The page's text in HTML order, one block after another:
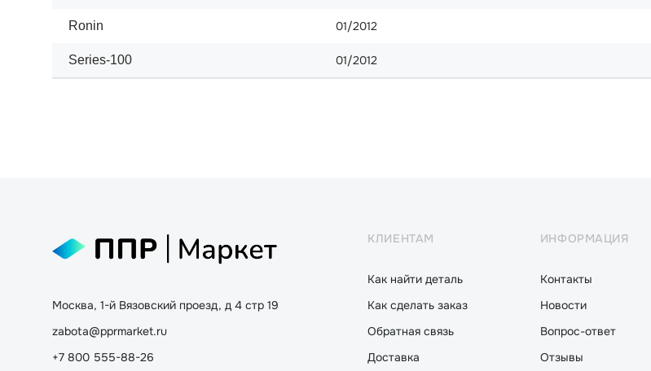
Ronin 01/2012
Series-100 01/2012
Москва, 1-й Вязовский проезд, д 4 стр 19
zabota@pprmarket.ru
+7 800 555-88-26
КЛИЕНТАМ
Как найти деталь
Как сделать заказ
Обратная связь
Доставка
ИНФОРМАЦИЯ
Контакты
Новости
Вопрос-ответ
Отзывы